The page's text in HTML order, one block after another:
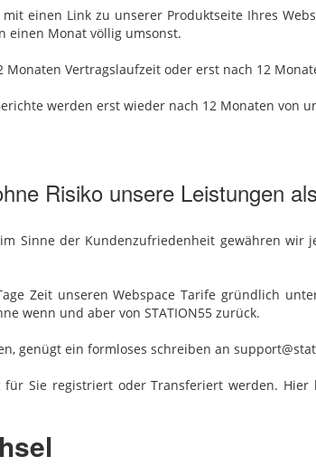
einen Link zu unserer Produktseite Ihres
einen Monat völlig umsonst.
Vertragslaufzeit oder erst nach 12
werden erst wieder nach 12 Monaten von
Risiko unsere Leistungen
Sinne der Kundenzufriedenheit gewähren wir
Zeit unseren Webspace Tarife gründlich
wenn und aber von STATION55 zurück.
genügt ein formloses schreiben an
für Sie registriert oder Transferiert werden.